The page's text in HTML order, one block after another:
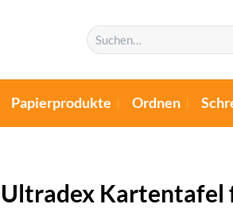
Suchen
nach:
Papierprodukte Ordnen
Ultradex Kartentafel